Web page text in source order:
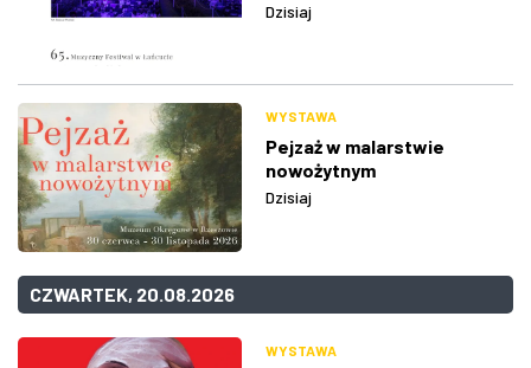
Dzisiaj
WYSTAWA
Pejzaż w malarstwie
nowożytnym
Dzisiaj
CZWARTEK, 20.08.2026
WYSTAWA